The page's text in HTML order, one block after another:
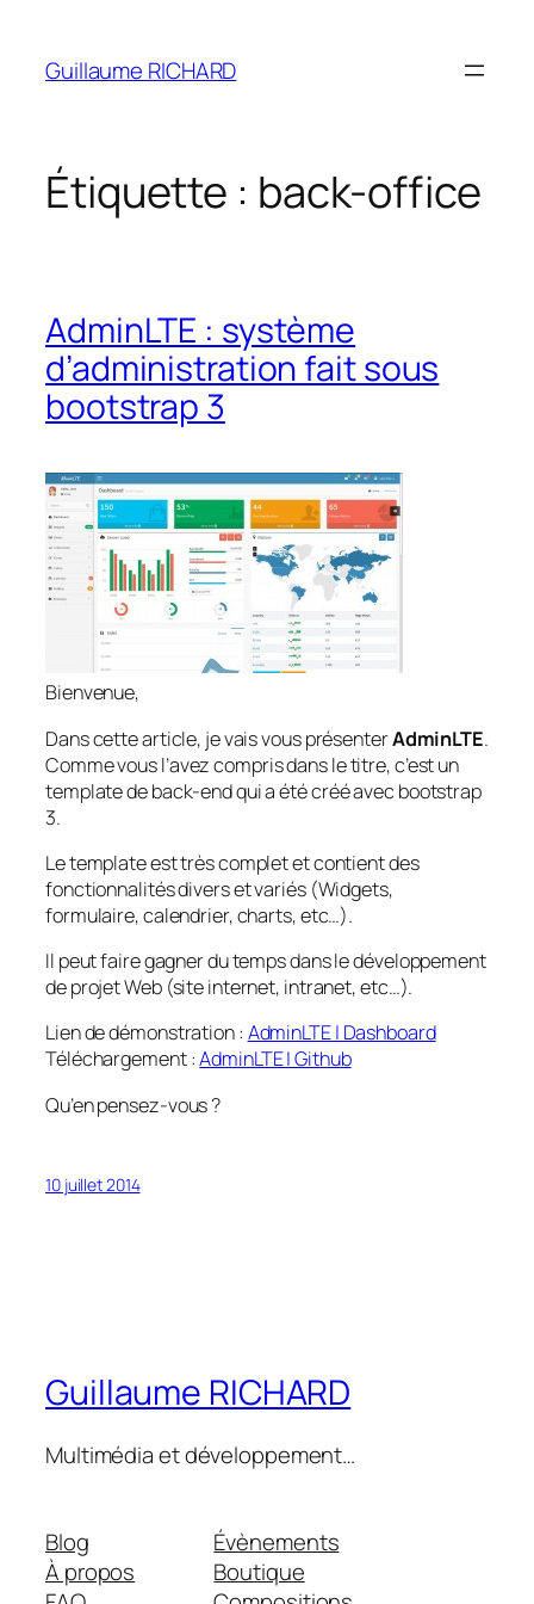
contenu
Guillaume RICHARD
Étiquette : back-office
AdminLTE : système
d’administration fait sous
bootstrap 3
Bienvenue,
Dans cette article, je vais vous présenterAdminLTE.
Comme vous l’avez compris dans le titre, c’est un
template de back-end qui a été créé avec bootstrap
3.
Le template est très complet et contient des
fonctionnalités divers et variés (Widgets,
formulaire, calendrier, charts, etc…).
Il peut faire gagner du temps dans le développement
de projet Web (site internet, intranet, etc…).
Lien de démonstration : AdminLTE | Dashboard
Téléchargement :AdminLTE | Github
Qu’en pensez-vous ?
10 juillet 2014
Guillaume RICHARD
Multimédia et développement…
Blog
À propos
Évènements
Boutique